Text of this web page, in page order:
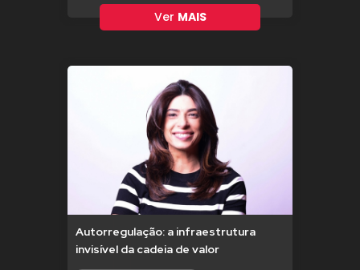
Ver MAIS
Autorregulação: a infraestrutura
invisível da cadeia de valor